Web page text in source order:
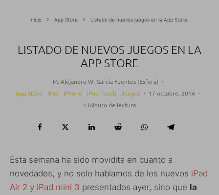
Inicio App Store Listado de nuevos juegos en la App Store
LISTADO DE NUEVOS JUEGOS EN LA
APP STORE
M. Alejandro W. García Fuentes (Esfera) ·
App Store
iPad iPhone iPod Touch Juegos · 17 octubre, 2014 ·
1 Minuto de lectura
Esta semana ha sido movidita en cuanto a
novedades, y no solo hablamos de los nuevos iPad
Air 2 y iPad mini 3 presentados ayer, sino que la